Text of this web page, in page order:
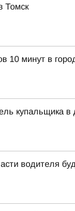
Томск
10 минут в
купальщика в
водителя